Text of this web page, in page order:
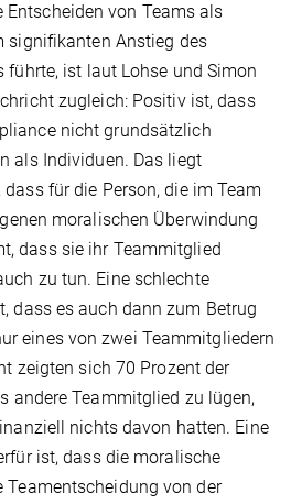
Entscheiden von Teams als
signifikanten Anstieg des
führte, ist laut Lohse und Simon
zugleich: Positiv ist, dass
nicht grundsätzlich
als Individuen. Das liegt
für die Person, die im Team
moralischen Überwindung
dass sie ihr Teammitglied
zu tun. Eine schlechte
dass es auch dann zum Betrug
eines von zwei Teammitgliedern
zeigten sich 70 Prozent der
andere Teammitglied zu lügen,
nichts davon hatten. Eine
ist, dass die moralische
Teamentscheidung von der